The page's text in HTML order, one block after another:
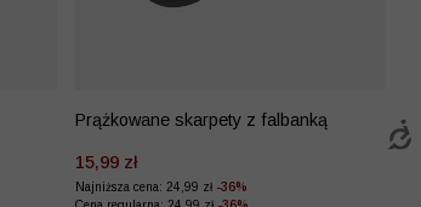
Prążkowane skarpety z falbanką
15,99 zł
Najniższa cena: 24,99 zł -36%